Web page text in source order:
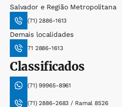
Salvador e Região Metropolitana
(71) 2886-1613
Demais localidades
71 2886-1613
Classificados
(71) 99965-8961
(71) 2886-2683 / Ramal 8526